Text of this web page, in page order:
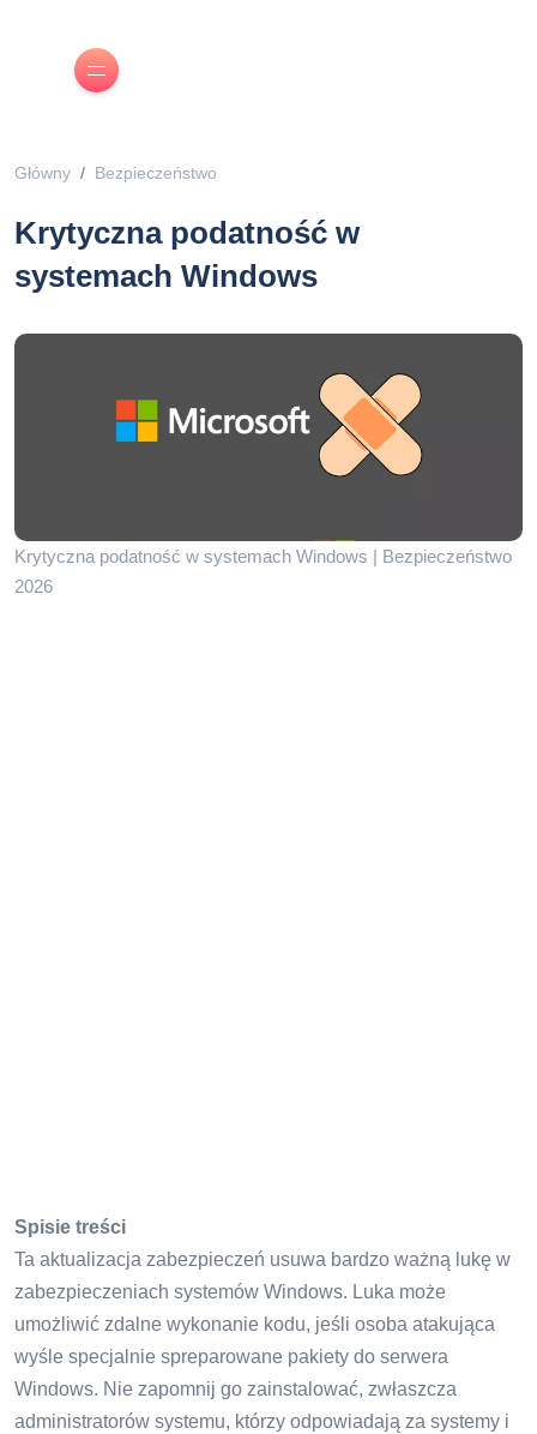
Główny Bezpieczeństwo
Krytyczna podatność w
systemach Windows
Krytyczna podatność w systemach Windows | Bezpieczeństwo
2026
Spisie treści
Ta aktualizacja zabezpieczeń usuwa bardzo ważną lukę w
zabezpieczeniach systemów Windows. Luka może
umożliwić zdalne wykonanie kodu, jeśli osoba atakująca
wyśle ​​specjalnie spreparowane pakiety do serwera
Windows. Nie zapomnij go zainstalować, zwłaszcza
administratorów systemu, którzy odpowiadają za systemy i